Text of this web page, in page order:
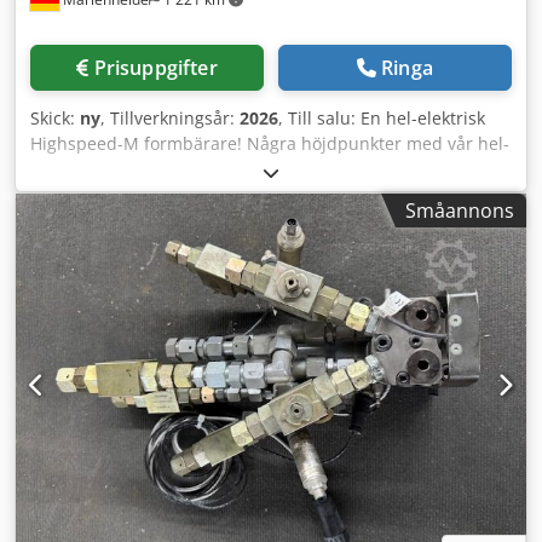
förfrågan.
Prisuppgifter Ringa
Skick: ny, Tillverkningsår: 2026, Till salu: En hel-elektrisk
Highspeed-M formbärare! Några höjdpunkter med vår hel-
elektriska Highspeed-M formbärare: • Lämplig för både
öppen och sluten skuminmatning • Högprecisa linjära
drivenheter med integrerad kuggstångsstyrning •
Samtidiga rörelser av axlar möjliga • Maximala
vridområden: Tornaxel: +/- 95°; Verktygsbord: +/- 45° •
Godtycklig och absolut exakt positionering via
frekvensstyrda servodrivningar Djdsyi E Hyspfx Aagjkr •
Höga rörelsehastigheter för stängnings- och svängrörelser
• Ergonomisk design för användarvänlig åtkomst • Drifts-
och framtidssäker tack vare användning av komponenter
av högsta kvalitet • Visualisering med användarvänlig
styrning av funktionerna • Alla önskade
specialutrustningar kan realiseras Utdrag ur de tekniska
specifikationerna för den avbildade formbäraren: ·
Verktygsfäste: 1 500 mm (B) x 1 000 mm (D) · Max.
Småannons